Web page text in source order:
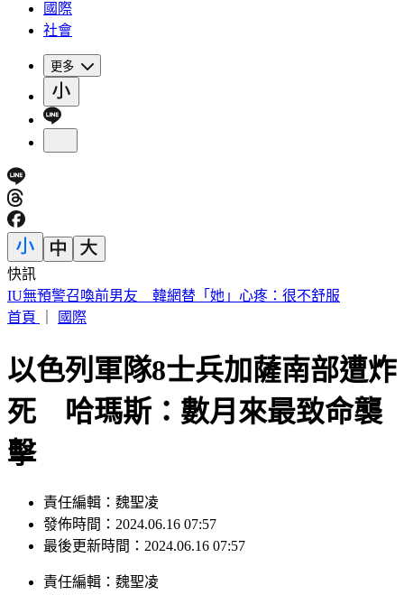
國際
社會
更多
快訊
快訊／財神爺不在家 威力彩頭獎、二獎雙槓龜
首頁
國際
以色列軍隊8士兵加薩南部遭炸
死 哈瑪斯：數月來最致命襲
擊
責任編輯：魏聖凌
發佈時間：2024.06.16 07:57
最後更新時間：2024.06.16 07:57
責任編輯 ： 魏聖凌